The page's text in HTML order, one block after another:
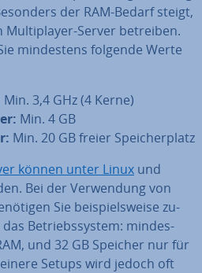
der RAM-Bedarf steigt,
Mul­ti­play­er-Server betreiben.
min­des­tens folgende Werte
Min. 3,4 GHz (4 Kerne)
Min. 4 GB
Min. 20 GB freier Spei­cher­platz
können unter Linux und
Bei der Ver­wen­dung von
Sie bei­spiels­wei­se zu­
Be­triebs­sys­tem: min­des­
und 32 GB Speicher nur für
Setups wird jedoch oft